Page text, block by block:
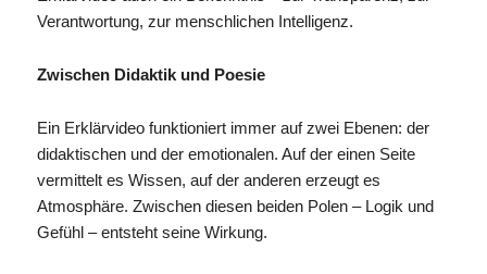
Verantwortung, zur menschlichen Intelligenz.
Zwischen Didaktik und Poesie
Ein Erklärvideo funktioniert immer auf zwei Ebenen: der
didaktischen und der emotionalen. Auf der einen Seite
vermittelt es Wissen, auf der anderen erzeugt es
Atmosphäre. Zwischen diesen beiden Polen – Logik und
Gefühl – entsteht seine Wirkung.